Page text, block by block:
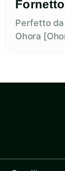
Perfetto da
Ohora